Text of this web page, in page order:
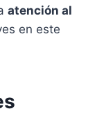
atención al
en este